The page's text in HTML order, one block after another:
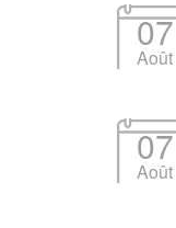
07
Août
07
Août